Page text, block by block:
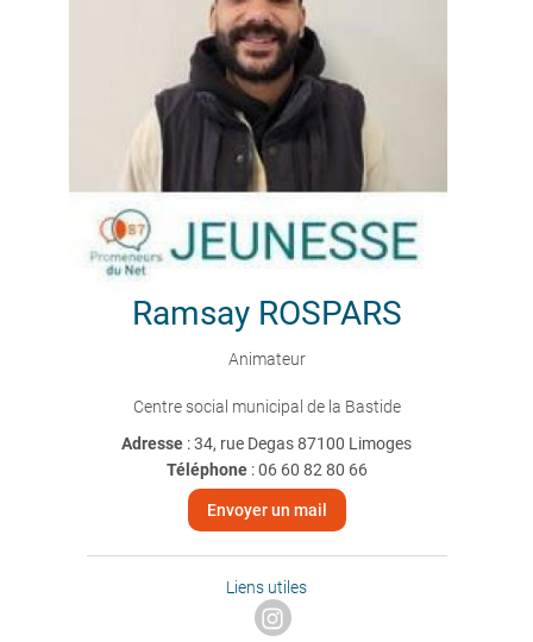
Ramsay ROSPARS
Animateur
Centre social municipal de la Bastide
Adresse : 34, rue Degas 87100 Limoges
Téléphone:06 60 82 80 66
Envoyer un mail
Liens utiles